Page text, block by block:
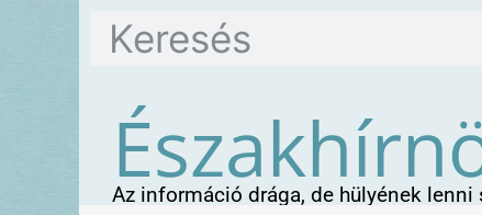
Az információ drága, de hülyének